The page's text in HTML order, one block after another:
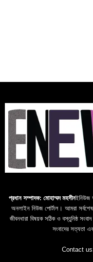
প্রধান সম্পাদক: মোহাম্মদ মহসীনইনিউজ
অনলাইন নিউজ পোর্টাল। আমরা
জীবনধারা বিষয়ক সঠিক ও বস্তুনিষ্ঠ
সংবাদের সত্যতা
Contact